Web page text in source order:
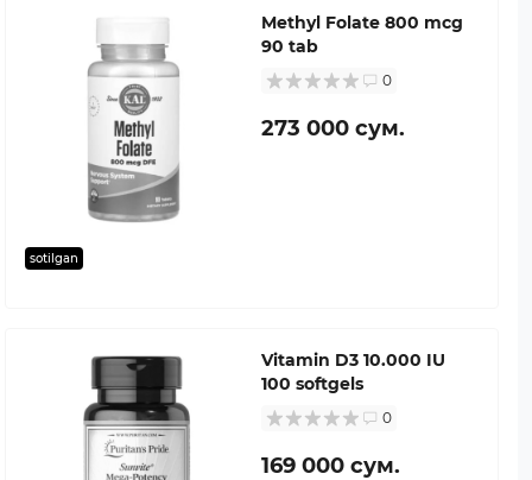
sotilgan
Methyl Folate 800 mcg
90 tab
0
273 000 сум.
Vitamin D3 10.000 IU
100 softgels
0
169 000 сум.